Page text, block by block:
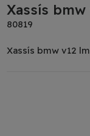
Xassís
80819
Xassís bmw v12